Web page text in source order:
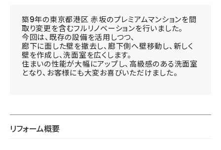
築9年の東京都港区 赤坂のプレミアムマンションを間
取り変更を含むフルリノベーションを行いました。
今回は、既存の設備を活用しつつ、
廊下に面した壁を撤去し、廊下側へ壁移動し、新しく
壁を作成し、洗面室を広くします。
住まいの性能が大幅にアップし、高級感のある洗面室
となり、お客様にも大変お喜びいただけました。
リフォーム概要